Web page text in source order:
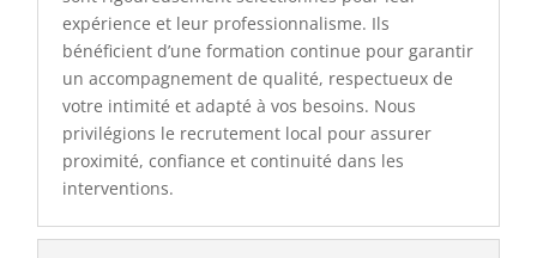
expérience et leur professionnalisme. Ils
bénéficient d’une formation continue pour garantir
un accompagnement de qualité, respectueux de
votre intimité et adapté à vos besoins. Nous
privilégions le recrutement local pour assurer
proximité, confiance et continuité dans les
interventions.